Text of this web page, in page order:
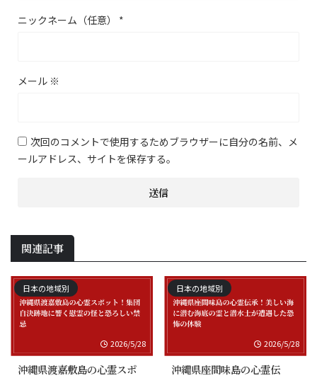
ニックネーム（任意） *
メール ※
次回のコメントで使用するためブラウザーに自分の名前、メ
ールアドレス、サイトを保存する。
関連記事
日本の地域別
2026/5/28
沖縄県渡嘉敷島の心霊スポ
日本の地域別
2026/5/28
沖縄県座間味島の心霊伝